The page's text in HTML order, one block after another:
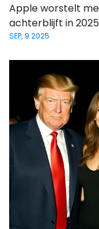
Apple worstelt
achterblijft in 2025
SEP, 9 2025